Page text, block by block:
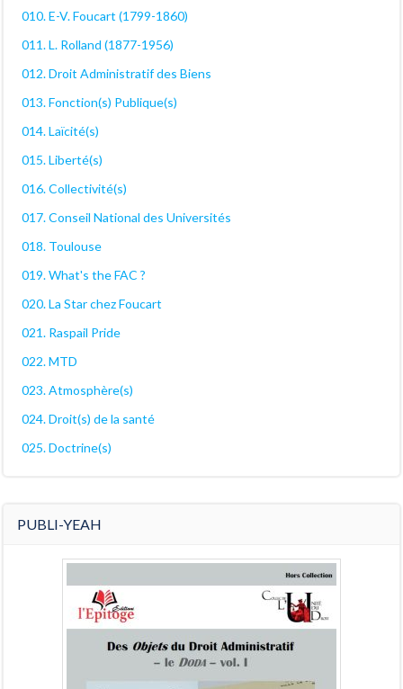
010. E-V. Foucart (1799-1860)
011. L. Rolland (1877-1956)
012. Droit Administratif des Biens
013. Fonction(s) Publique(s)
014. Laïcité(s)
015. Liberté(s)
016. Collectivité(s)
017. Conseil National des Universités
018. Toulouse
019. What's the FAC ?
020. La Star chez Foucart
021. Raspail Pride
022. MTD
023. Atmosphère(s)
024. Droit(s) de la santé
025. Doctrine(s)
PUBLI-YEAH